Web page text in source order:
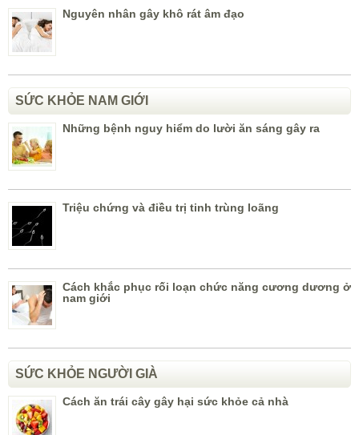
Nguyên nhân gây khô rát âm đạo
SỨC KHỎE NAM GIỚI
Những bệnh nguy hiểm do lười ăn sáng gây ra
Triệu chứng và điều trị tinh trùng loãng
Cách khắc phục rối loạn chức năng cương dương ở
nam giới
SỨC KHỎE NGƯỜI GIÀ
Cách ăn trái cây gây hại sức khỏe cả nhà